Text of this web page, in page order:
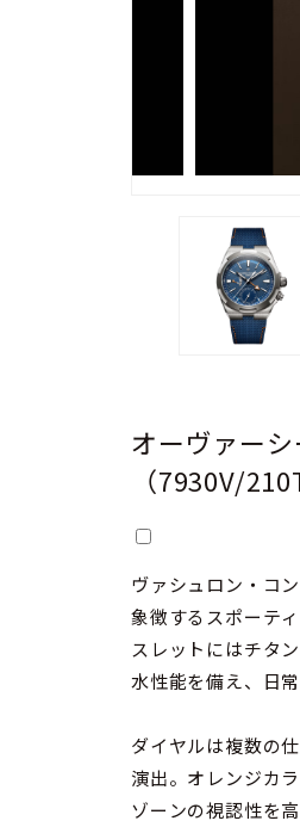
オーヴァー
（7930V/
ヴァシュロン・コ
象徴するスポーテ
スレットにはチタ
水性能を備え、日
ダイヤルは複数の
演出。オレンジカ
ゾーンの視認性を